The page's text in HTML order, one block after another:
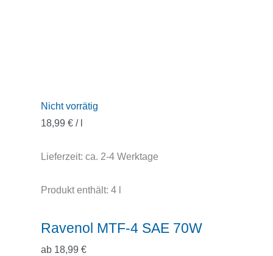
Nicht vorrätig
18,99 €/
Lieferzeit: ca. 2-4 Werktage
Produkt enthält: 4
Ravenol MTF-4 SAE 70W
ab 18,99 €